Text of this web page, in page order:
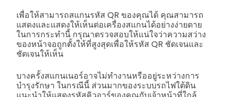
เพื่อให้สามารถสแกนรหัส QR ของคุณได้ คุณสามารถ
แสดงและแสดงให้เห็นต่อเครื่องสแกนได้อย่างง่ายดาย
ในการกระทำนี้ กรุณาตรวจสอบให้แน่ใจว่าความสว่าง
ของหน้าจอถูกตั้งให้ที่สูงสุดเพื่อให้รหัส QR ชัดเจนและ
ชัดเจนให้เห็น
บางครั้งสแกนเนอร์อาจไม่ทำงานหรืออยู่ระหว่างการ
บำรุงรักษา ในกรณีนี้ ส่วนมากของระบบรถไฟใต้ดิน